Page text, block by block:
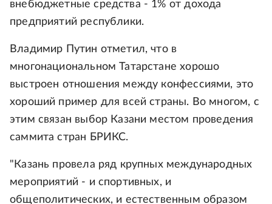
внебюджетные средства - 1% от дохода
предприятий республики.
Владимир Путин отметил, что в
многонациональном Татарстане хорошо
выстроен отношения между конфессиями, это
хороший пример для всей страны. Во многом, с
этим связан выбор Казани местом проведения
саммита стран БРИКС.
"Казань провела ряд крупных международных
мероприятий - и спортивных, и
общеполитических, и естественным образом